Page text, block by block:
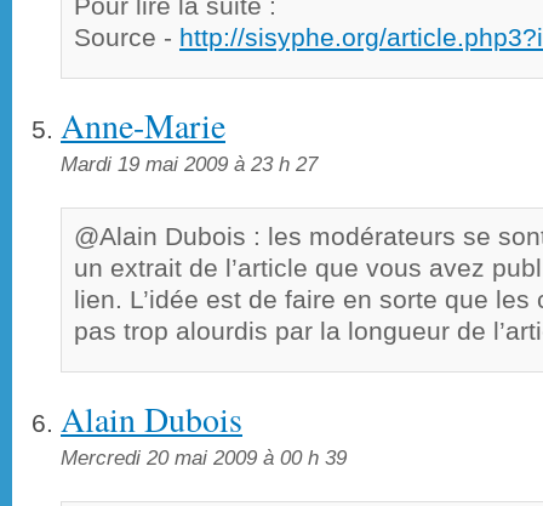
Source - http://sisyphe.org/
Anne-Marie
Mardi 19 mai 2009 à 23 h 27
@Alain Dubois : les modérateurs se
un extrait de l’article que vous avez
lien. L’idée est de faire en sorte que
pas trop alourdis par la longueur de
Alain Dubois
Mercredi 20 mai 2009 à 00 h 39